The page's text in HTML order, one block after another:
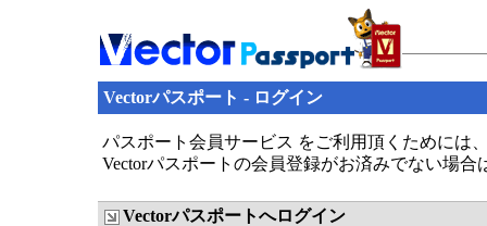
Vectorパスポート - ログイン
パスポート会員サービス をご利用頂くためには
Vectorパスポートの会員登録がお済みでない場
Vectorパスポートへログイン